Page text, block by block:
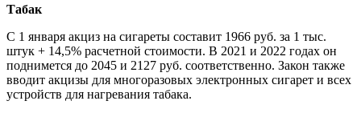
Табак
С 1 января акциз на сигареты составит 1966 руб. за 1 тыс.
штук + 14,5% расчетной стоимости. В 2021 и 2022 годах он
поднимется до 2045 и 2127 руб. соответственно. Закон также
вводит акцизы для многоразовых электронных сигарет и всех
устройств для нагревания табака.